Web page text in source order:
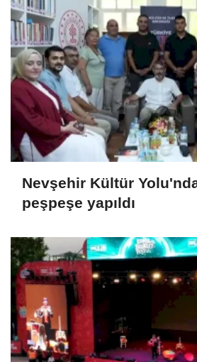
Nevşehir Kültür
peşpeşe yapıldı